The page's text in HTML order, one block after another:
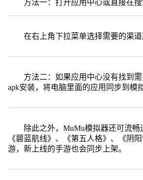
方法一：打开应用中心或直接在搜
在右上角下拉菜单选择需要的渠道
方法二：如果应用中心没有找到
apk安装，将电脑里面的应用同步到模
除此之外，MuMu模拟器还可流畅
《碧蓝航线》、《第五人格》、《阴
游，新上线的手游也会同步上架。